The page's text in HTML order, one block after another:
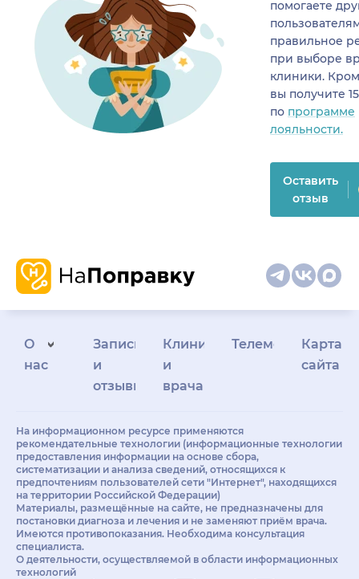
помогаете
правильное
при выборе
клиники.
вы получите
по программе
лояльности.
Оставить
отзыв
О
нас
Запись
и
отзывы
Клиникам
и
врачам
Телемедицина
Карта
сайта
На информационном ресурсе применяются
рекомендательные технологии (информационные технологии
предоставления информации на основе сбора,
систематизации и анализа сведений, относящихся к
предпочтениям пользователей сети "Интернет", находящихся
на территории Российской Федерации)
Материалы, размещённые на сайте, не предназначены для
постановки диагноза и лечения и не заменяют приём врача.
Имеются противопоказания. Необходима консультация
специалиста.
О деятельности, осуществляемой в области информационных
технологий